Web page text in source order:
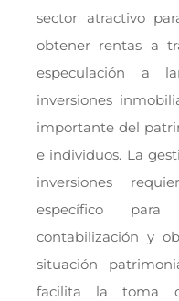
sector atractivo
obtener rentas a
especulación a
inversiones
importante del
e individuos. La
inversiones
específico
contabilización y
situación
facilita la toma